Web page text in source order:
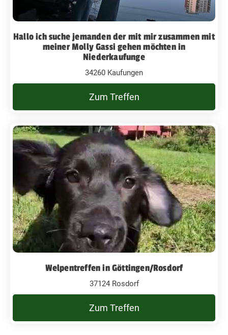
Hallo ich suche jemanden der mit mir zusammen mit
meiner Molly Gassi gehen möchten in
Niederkaufunge
34260 Kaufungen
Zum Treffen
Welpentreffen in Göttingen/Rosdorf
37124 Rosdorf
Zum Treffen